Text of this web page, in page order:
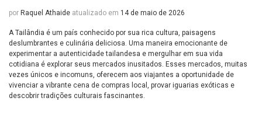
por Raquel Athaide atualizado em 14 de maio de 2026
A Tailândia é um país conhecido por sua rica cultura, paisagens
deslumbrantes e culinária deliciosa. Uma maneira emocionante de
experimentar a autenticidade tailandesa e mergulhar em sua vida
cotidiana é explorar seus mercados inusitados. Esses mercados, muitas
vezes únicos e incomuns, oferecem aos viajantes a oportunidade de
vivenciar a vibrante cena de compras local, provar iguarias exóticas e
descobrir tradições culturais fascinantes.